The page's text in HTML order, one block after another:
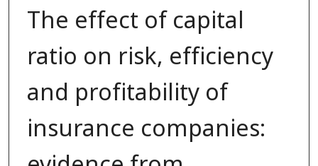
The effect of capital
ratio on risk, efficiency
and profitability of
insurance companies: